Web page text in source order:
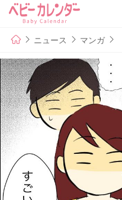
ニュース マンガ